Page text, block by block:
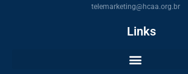
telemarketing@hcaa.org.br
Links